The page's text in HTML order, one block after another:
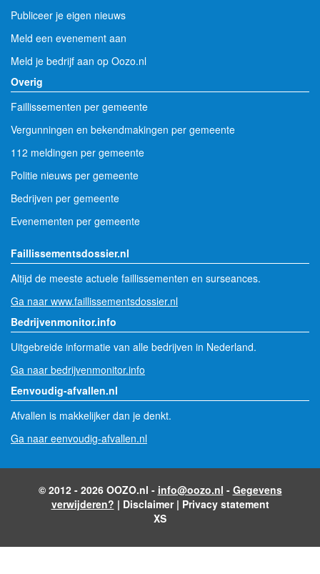
Publiceer je eigen nieuws
Meld een evenement aan
Meld je bedrijf aan op Oozo.nl
Overig
Faillissementen per gemeente
Vergunningen en bekendmakingen per gemeente
112 meldingen per gemeente
Politie nieuws per gemeente
Bedrijven per gemeente
Evenementen per gemeente
Faillissementsdossier.nl
Altijd de meeste actuele faillissementen en surseances.
Ga naar www.faillissementsdossier.nl
Bedrijvenmonitor.info
Uitgebreide informatie van alle bedrijven in Nederland.
Ga naar bedrijvenmonitor.info
Eenvoudig-afvallen.nl
Afvallen is makkelijker dan je denkt.
Ga naar eenvoudig-afvallen.nl
© 2012 - 2026 OOZO.nl - info@oozo.nl - Gegevens
verwijderen? | Disclaimer| Privacy statement
XS